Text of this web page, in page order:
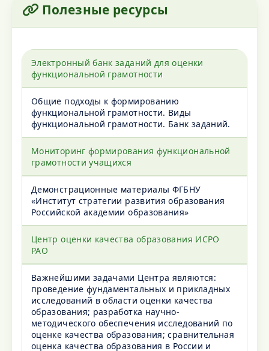
Полезные ресурсы
Электронный банк заданий для оценки
функциональной грамотности
Общие подходы к формированию
функциональной грамотности. Виды
функциональной грамотности. Банк заданий.
Мониторинг формирования функциональной
грамотности учащихся
Демонстрационные материалы ФГБНУ
«Институт стратегии развития образования
Российской академии образования»
Центр оценки качества образования ИСРО
РАО
Важнейшими задачами Центра являются:
проведение фундаментальных и прикладных
исследований в области оценки качества
образования; разработка научно-
методического обеспечения исследований по
оценке качества образования; сравнительная
оценка качества образования в России и